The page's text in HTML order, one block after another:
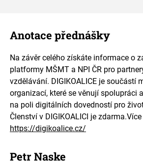
Anotace přednášky
Na závěr celého získáte informace o
platformy MŠMT a NPI ČR pro
vzdělávání. DIGIKOALICE je součástí
organizací, které se věnují spolupráci
na poli digitálních dovedností pro
Členství v DIGIKOALICI je
https://digikoalice.cz/
Petr Naske